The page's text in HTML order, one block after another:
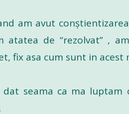
am avut
atatea de “rezolvat” ,
fix asa cum sunt in acest
dat seama ca ma